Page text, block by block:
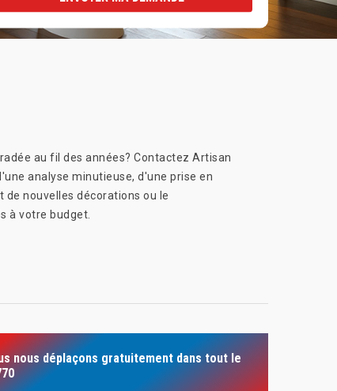
au fil des années? Contactez Artisan
analyse minutieuse, d'une prise en
nouvelles décorations ou le
à votre budget.
nous déplaçons gratuitement dans tout le